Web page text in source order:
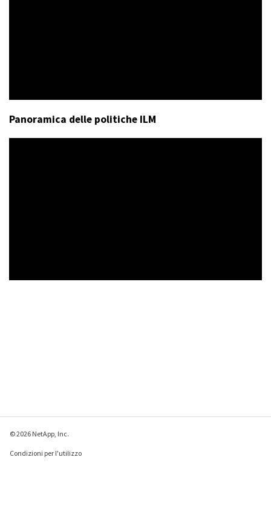
Panoramica delle politiche ILM
© 2026 NetApp, Inc.
Condizioni per l'utilizzo